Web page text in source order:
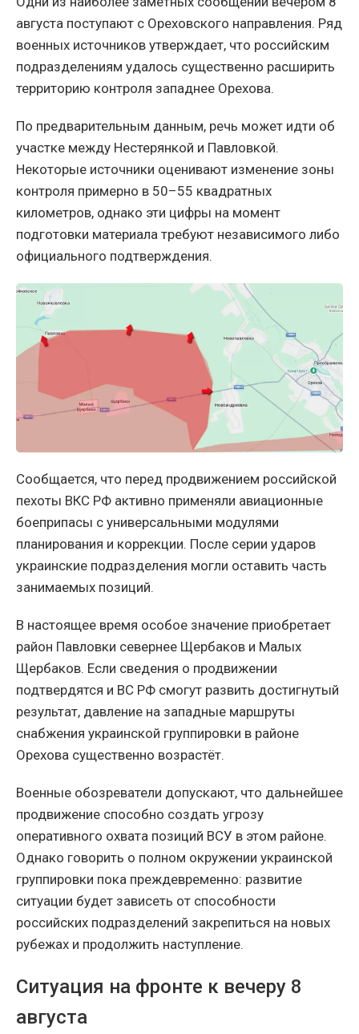
августа поступают с Ореховского направления. Ряд
военных источников утверждает, что российским
подразделениям удалось существенно расширить
территорию контроля западнее Орехова.
По предварительным данным, речь может идти об
участке между Нестерянкой и Павловкой.
Некоторые источники оценивают изменение зоны
контроля примерно в 50–55 квадратных
километров, однако эти цифры на момент
подготовки материала требуют независимого либо
официального подтверждения.
Сообщается, что перед продвижением российской
пехоты ВКС РФ активно применяли авиационные
боеприпасы с универсальными модулями
планирования и коррекции. После серии ударов
украинские подразделения могли оставить часть
занимаемых позиций.
В настоящее время особое значение приобретает
район Павловки севернее Щербаков и Малых
Щербаков. Если сведения о продвижении
подтвердятся и ВС РФ смогут развить достигнутый
результат, давление на западные маршруты
снабжения украинской группировки в районе
Орехова существенно возрастёт.
Военные обозреватели допускают, что дальнейшее
продвижение способно создать угрозу
оперативного охвата позиций ВСУ в этом районе.
Однако говорить о полном окружении украинской
группировки пока преждевременно: развитие
ситуации будет зависеть от способности
российских подразделений закрепиться на новых
рубежах и продолжить наступление.
Ситуация на фронте к вечеру 8
августа